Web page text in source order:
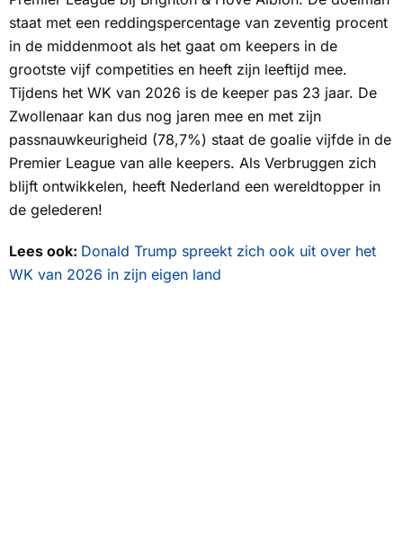
staat met een reddingspercentage van zeventig procent
in de middenmoot als het gaat om keepers in de
grootste vijf competities en heeft zijn leeftijd mee.
Tijdens het WK van 2026 is de keeper pas 23 jaar. De
Zwollenaar kan dus nog jaren mee en met zijn
passnauwkeurigheid (78,7%) staat de goalie vijfde in de
Premier League van alle keepers. Als Verbruggen zich
blijft ontwikkelen, heeft Nederland een wereldtopper in
de gelederen!
Lees ook: Donald Trump spreekt zich ook uit over het
WK van 2026 in zijn eigen land